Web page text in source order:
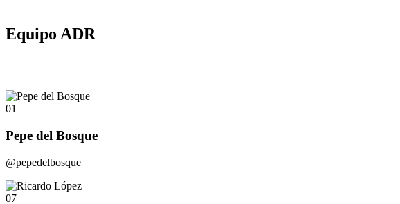
Equipo ADR
01
Pepe del Bosque
@pepedelbosque
07